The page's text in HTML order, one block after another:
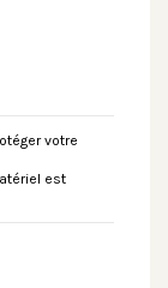
votre
est